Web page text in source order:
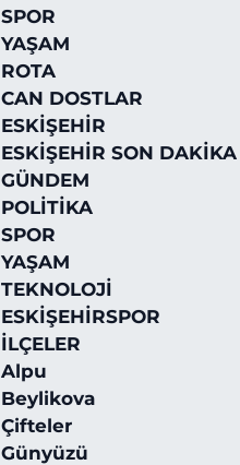
SPOR
YAŞAM
ROTA
CAN DOSTLAR
ESKİŞEHİR
ESKİŞEHİR SON DAKİKA
GÜNDEM
POLİTİKA
SPOR
YAŞAM
TEKNOLOJİ
ESKİŞEHİRSPOR
İLÇELER
Alpu
Beylikova
Çifteler
Günyüzü